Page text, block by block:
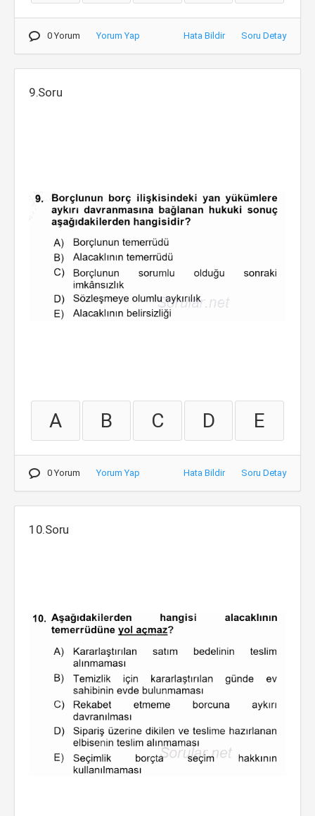
0 Yorum Yorum Yap Hata Bildir Soru Detay
9.Soru
A B C D E
0 Yorum Yorum Yap Hata Bildir Soru Detay
10.Soru